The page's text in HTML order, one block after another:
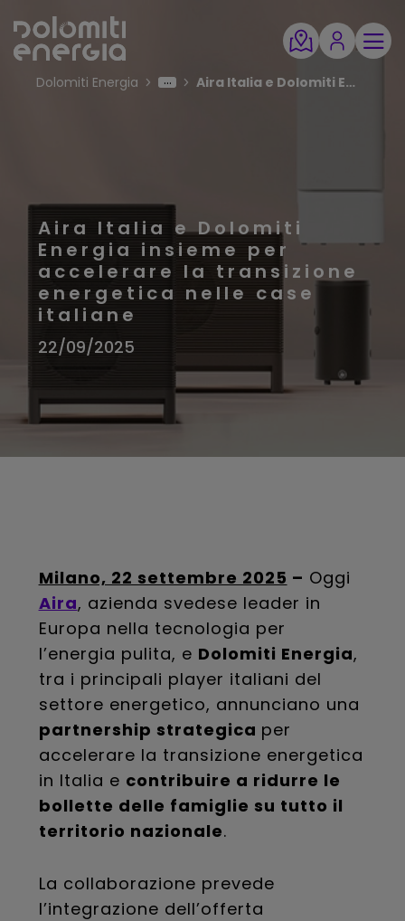
Dolomiti Energia Aira Italia e Dolomiti Energia insieme per accelerare la transizione energetica nelle case italiane
Aira Italia e Dolomiti
Energia insieme per
accelerare la transizione
energetica nelle case
italiane
22/09/2025
Milano, 22 settembre 2025 – Oggi
Aira, azienda svedese leader in
Europa nella tecnologia per
l’energia pulita, e Dolomiti Energia,
tra i principali player italiani del
settore energetico, annunciano una
partnership strategica per
accelerare la transizione energetica
in Italia e contribuire a ridurre le
bollette delle famiglie su tutto il
territorio nazionale.
La collaborazione prevede
l’integrazione dell’offerta